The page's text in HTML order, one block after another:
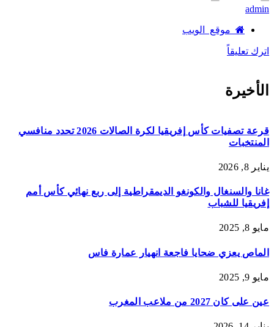
admin
موقع الويب
اترك تعليقاً
الأخيرة
قرعة تصفيات كأس إفريقيا لكرة الصالات 2026 تحدد منافسي
المنتخبات
يناير 8, 2026
غانا والسنغال والكونغو الديمقراطية إلى ربع نهائي كأس أمم
إفريقيا للشباب
مايو 8, 2025
الماص يعزي ضحايا فاجعة انهيار عمارة فاس
مايو 9, 2025
عين على كان 2027 من ملاعب المغرب